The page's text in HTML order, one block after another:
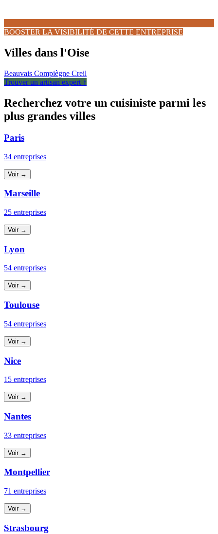
BOOSTER LA VISIBILITÉ DE CETTE ENTREPRISE
Villes dans l'Oise
Beauvais Compiègne Creil
Trouver un artisan expert ↑
Recherchez votre un cuisiniste parmi les
plus grandes villes
Paris
34 entreprises
Voir →
Marseille
25 entreprises
Voir →
Lyon
54 entreprises
Voir →
Toulouse
54 entreprises
Voir →
Nice
15 entreprises
Voir →
Nantes
33 entreprises
Voir →
Montpellier
71 entreprises
Voir →
Strasbourg